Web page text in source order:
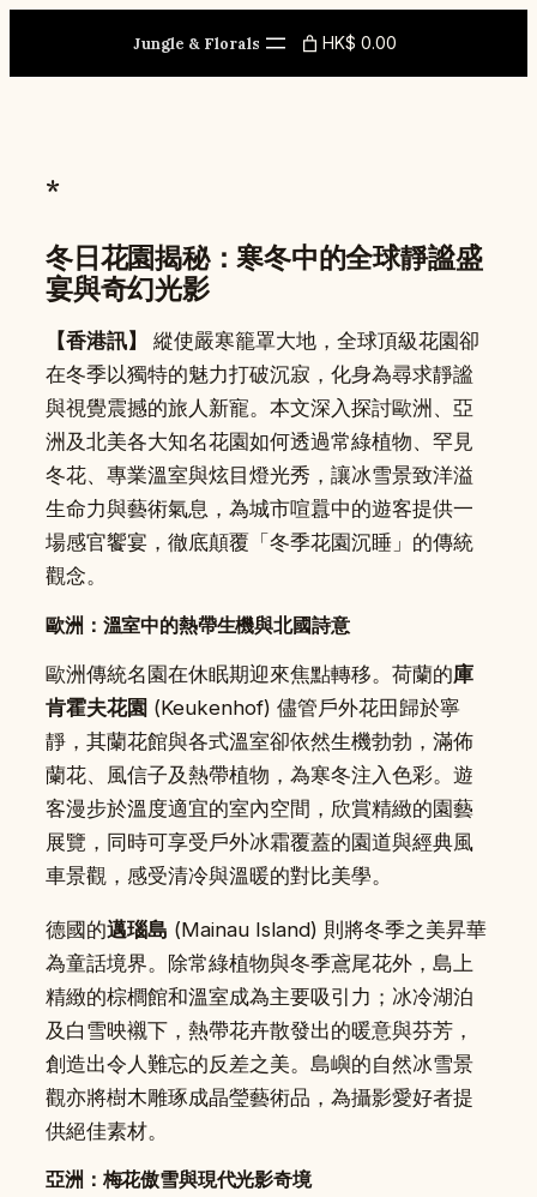
content
Jungle & Florals HK$ 0.00
*
冬日花園揭秘：寒冬中的全球靜謐盛
宴與奇幻光影
【香港訊】
縱使嚴寒籠罩大地，全球頂級花園卻
在冬季以獨特的魅力打破沉寂，化身為尋求靜謐
與視覺震撼的旅人新寵。本文深入探討歐洲、亞
洲及北美各大知名花園如何透過常綠植物、罕見
冬花、專業溫室與炫目燈光秀，讓冰雪景致洋溢
生命力與藝術氣息，為城市喧囂中的遊客提供一
場感官饗宴，徹底顛覆「冬季花園沉睡」的傳統
觀念。
歐洲：溫室中的熱帶生機與北國詩意
歐洲傳統名園在休眠期迎來焦點轉移。荷蘭的庫
肯霍夫花園 (Keukenhof) 儘管戶外花田歸於寧
靜，其蘭花館與各式溫室卻依然生機勃勃，滿佈
蘭花、風信子及熱帶植物，為寒冬注入色彩。遊
客漫步於溫度適宜的室內空間，欣賞精緻的園藝
展覽，同時可享受戶外冰霜覆蓋的園道與經典風
車景觀，感受清冷與溫暖的對比美學。
德國的邁瑙島 (Mainau Island) 則將冬季之美昇華
為童話境界。除常綠植物與冬季鳶尾花外，島上
精緻的棕櫚館和溫室成為主要吸引力；冰冷湖泊
及白雪映襯下，熱帶花卉散發出的暖意與芬芳，
創造出令人難忘的反差之美。島嶼的自然冰雪景
觀亦將樹木雕琢成晶瑩藝術品，為攝影愛好者提
供絕佳素材。
亞洲：梅花傲雪與現代光影奇境